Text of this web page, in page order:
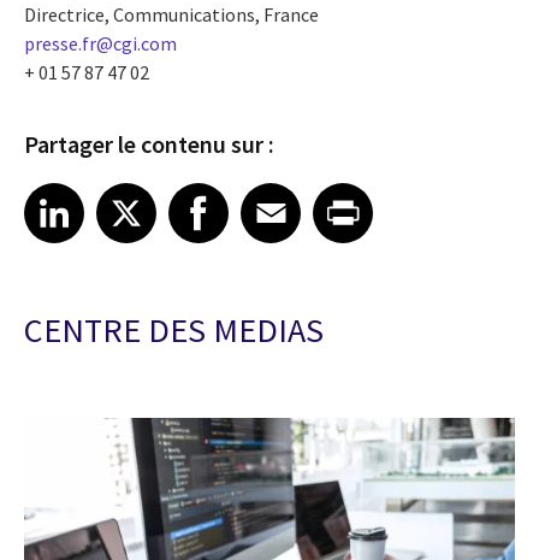
Directrice, Communications, France
presse.fr@cgi.com
+ 01 57 87 47 02
Partager le contenu sur :
Share article on LinkedIn
LinkedIn
Share article on XShare article on Facebook
Facebook
Share article on Email
EmailShare article on Print
CENTRE DES MEDIAS